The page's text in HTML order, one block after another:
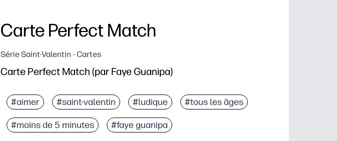
Carte Perfect Match
Série Saint-Valentin - Cartes
Carte Perfect Match (par Faye Guanipa)
#aimer #saint-valentin #ludique #tous les âges
#moins de 5 minutes #faye guanipa